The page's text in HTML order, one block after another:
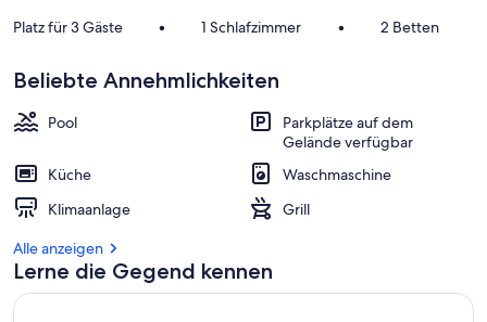
Platz für 3 Gäste • 1 Schlafzimmer • 2 Betten
Beliebte Annehmlichkeiten
Pool
Parkplätze auf dem
Gelände verfügbar
Küche
Waschmaschine
Klimaanlage
Grill
Alle anzeigen
Lerne die Gegend kennen